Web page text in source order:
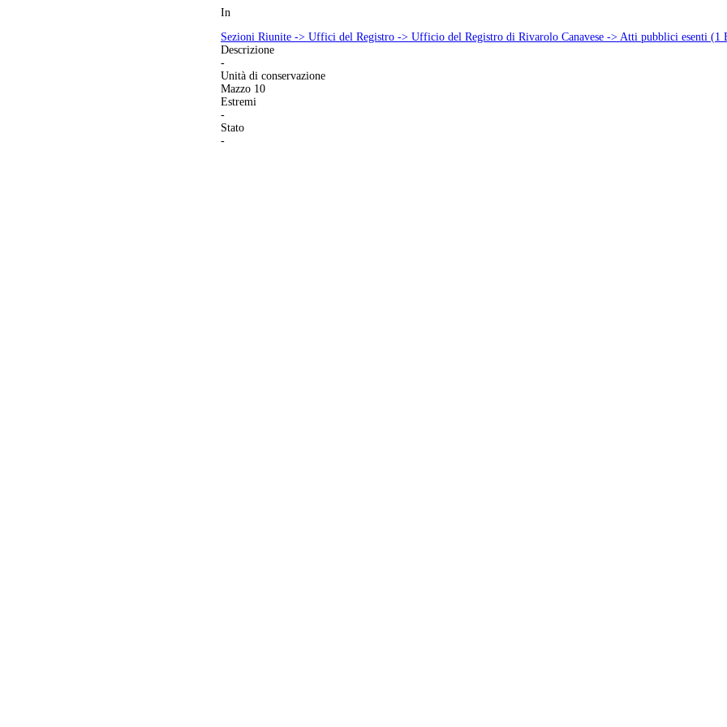
In
Sezioni Riunite -> Uffici del Registro -> Ufficio del Registro di Rivarolo Canavese -> Atti pubblici esenti (1
Descrizione
-
Unità di conservazione
Mazzo 10
Estremi
-
Stato
-